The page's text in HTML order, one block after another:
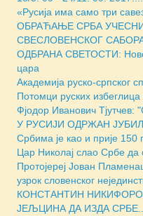
«Русија има само три
ОБРАЋАЊЕ СРБА
СВЕСЛОВЕНСКОГ САБОРА
ОДБРАНА СВЕТОСТИ: Ново
цара
Академија руско-српског
Потомци руских
Фјодор Иванович Тјутчев:
У РУСИЈИ ОДРЖАН
Србима је као и прије
Цар Николај слао Србе да
Протојереј Јован
узрок словенског
КОНСТАНТИН
ЈЕЉЦИНА ДА ИЗДА